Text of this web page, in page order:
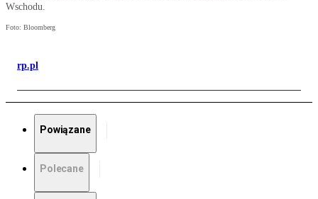
Wschodu.
Foto: Bloomberg
rp.pl
Powiązane
Polecane